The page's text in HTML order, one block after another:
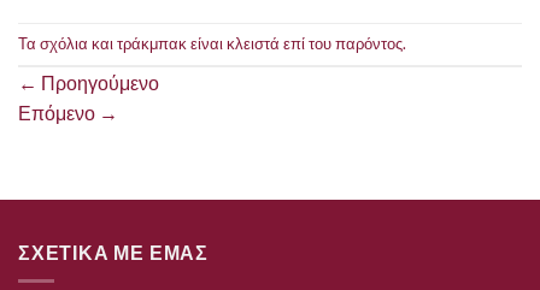
Τα σχόλια και τράκμπακ είναι κλειστά επί του παρόντος.
← Προηγούμενο
Επόμενο →
ΣΧΕΤΙΚΑ ΜΕ ΕΜΑΣ